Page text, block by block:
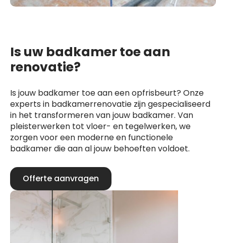
Is uw badkamer toe aan
renovatie?
Is jouw badkamer toe aan een opfrisbeurt? Onze
experts in badkamerrenovatie zijn gespecialiseerd
in het transformeren van jouw badkamer. Van
pleisterwerken tot vloer- en tegelwerken, we
zorgen voor een moderne en functionele
badkamer die aan al jouw behoeften voldoet.
Offerte aanvragen